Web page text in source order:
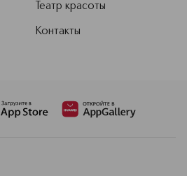
Театр красоты
Контакты